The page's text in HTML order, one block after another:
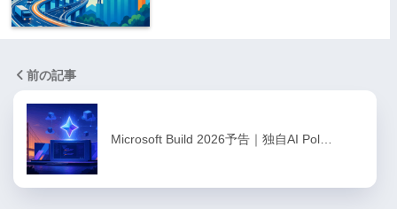
前の記事
Microsoft Build 2026予告｜独自AI Pol…